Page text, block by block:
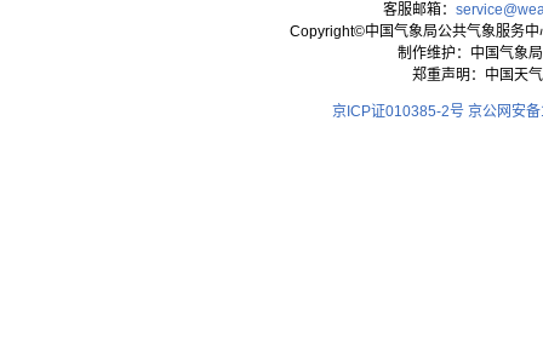
客服邮箱：
Copyright©中国气象局公共气象服务
制作维护：中国气象
郑重声明：中国天
京ICP证010385-2号 京公网安